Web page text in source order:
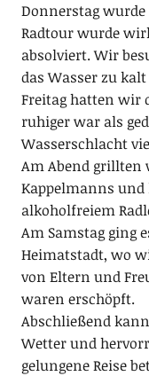
Donnerstag wurde
Radtour wurde
absolviert. Wir
das Wasser zu
Freitag hatten wir
ruhiger war als
Wasserschlacht
Am Abend grillten
Kappelmanns und
alkoholfreiem
Am Samstag ging
Heimatstadt, wo
von Eltern und
waren erschöpft.
Abschließend
Wetter und
gelungene Reise